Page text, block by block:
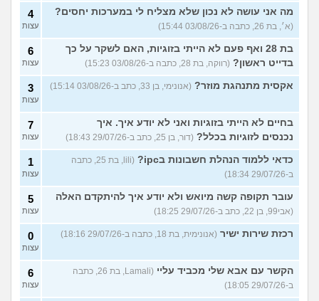
מה אני עושה לא נכון שלא מצליח לי במערכות יחסים?
(א׳, בת 26, כתבה ב-03/08/26 15:44)
4
עצות
בת 28 ואף פעם לא הייתי בזוגיות, האם לשקר על כך
בדייט ראשון? (רווקה, בת 28, כתבה ב-03/08/26 15:23)
6
עצות
אקסית מתנהגת מוזר? (אנונימי, בן 33, כתב ב-03/08/26 15:14) 3
עצות
בחיים לא הייתי בזוגיות ואני לא יודע איך. איך
נכנסים לזוגיות בכלל? (דור, בן 25, כתב ב-29/07/26 18:43)
7
עצות
כדאי ללמוד הנהלת חשבונות בipc?
(lili, בת 25, כתבה
ב-29/07/26 18:34)
1
עצות
עובר תקופה קשה מיואש ולא יודע איך להיתקדם האלה
(אבי99, בן 22, כתב ב-29/07/26 18:25)
5
עצות
רכזת שירות ישיר (אנונימית, בת 18, כתבה ב-29/07/26 18:16) 0
עצות
הקשר עם אבא שלי מכביד עליי
(Lamali, בת 26, כתבה
ב-29/07/26 18:05)
6
עצות